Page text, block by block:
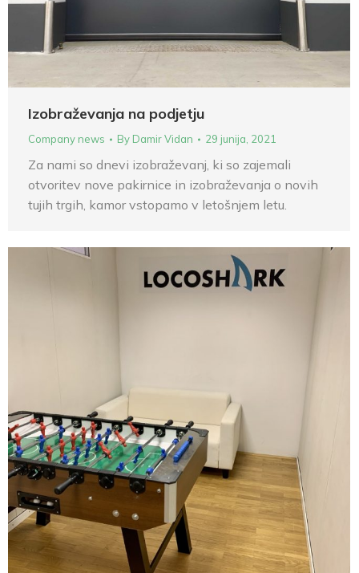
Izobraževanja na podjetju
Company news By Damir Vidan 29 junija, 2021
Za nami so dnevi izobraževanj, ki so zajemali
otvoritev nove pakirnice in izobraževanja o novih
tujih trgih, kamor vstopamo v letošnjem letu.